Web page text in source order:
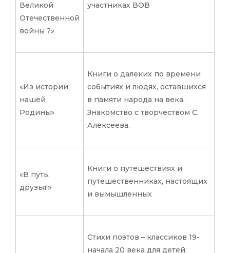
Великой
Отечественной
войны ?»
участниках ВОВ
«Из истории
нашей
Родины»
Книги о далеких по времени
событиях и людях, оставшихся
в памяти народа на века.
Знакомство с творчеством С.
Алексеева.
«В путь,
друзья!»
Книги о путешествиях и
путешественниках, настоящих
и вымышленных
Стихи поэтов – классиков 19-
начала 20 века для детей: